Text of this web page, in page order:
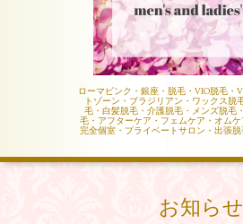
ローマピンク・銀座・脱毛・VIO脱毛・
トゾーン・ブラジリアン・ワックス脱
毛・白髪脱毛・介護脱毛・メンズ脱毛
毛・アフターケア・フェムケア・オムケ
完全個室・プライベートサロン・出張
お知らせ